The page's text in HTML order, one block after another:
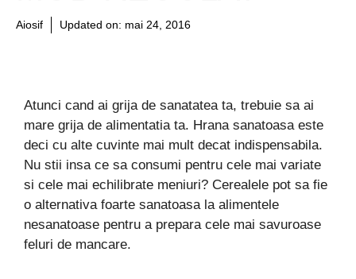
Aiosif Updated on: mai 24, 2016
Atunci cand ai grija de sanatatea ta, trebuie sa ai
mare grija de alimentatia ta. Hrana sanatoasa este
deci cu alte cuvinte mai mult decat indispensabila.
Nu stii insa ce sa consumi pentru cele mai variate
si cele mai echilibrate meniuri? Cerealele pot sa fie
o alternativa foarte sanatoasa la alimentele
nesanatoase pentru a prepara cele mai savuroase
feluri de mancare.